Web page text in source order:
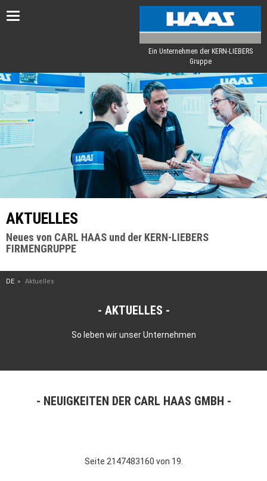
Toggle
Ein Unternehmen der KERN-LIEBERS
Gruppe
AKTUELLES
Neues von CARL HAAS und der KERN-LIEBERS
FIRMENGRUPPE
DE Aktuelles
AKTUELLES
So leben wir unser Unternehmen
NEUIGKEITEN DER CARL HAAS GMBH
Seite 2147483160 von 19.